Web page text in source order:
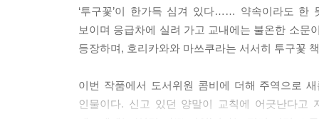
--- p.396
‘투구꽃’이 한가득 심겨 있다…… 약속이라도 한
보이며 응급차에 실려 가고 교내에는 불온한 소문
등장하며, 호리카와와 마쓰쿠라는 서서히 투구꽃
이번 작품에서 도서위원 콤비에 더해 주역으로
인물이다. 신고 있던 양말이 교칙에 어긋난다고